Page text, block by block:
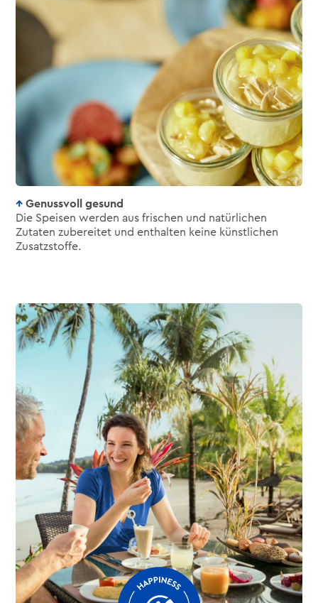
Genussvoll gesund
Die Speisen werden aus frischen und natürlichen
Zutaten zubereitet und enthalten keine künstlichen
Zusatzstoffe.